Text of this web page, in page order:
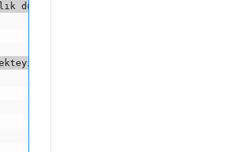
ailevi nedenler vb.]
İlgili birimden yapılacak işlemlerin